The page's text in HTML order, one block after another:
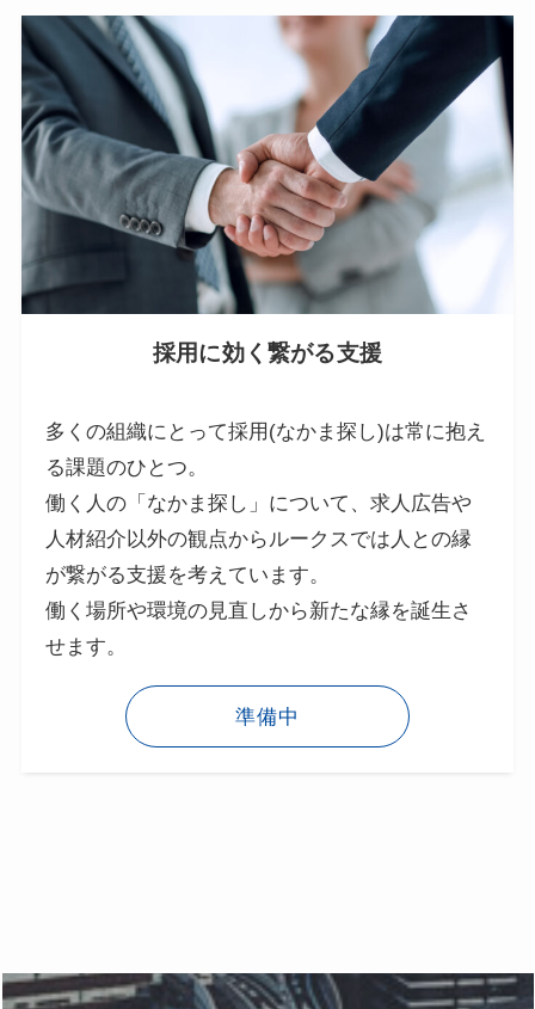
採用に効く繋がる支援
多くの組織にとって採用(なかま探し)は常に抱え
る課題のひとつ。
働く人の「なかま探し」について、求人広告や
人材紹介以外の観点からルークスでは人との縁
が繋がる支援を考えています。
働く場所や環境の見直しから新たな縁を誕生さ
せます。
準備中